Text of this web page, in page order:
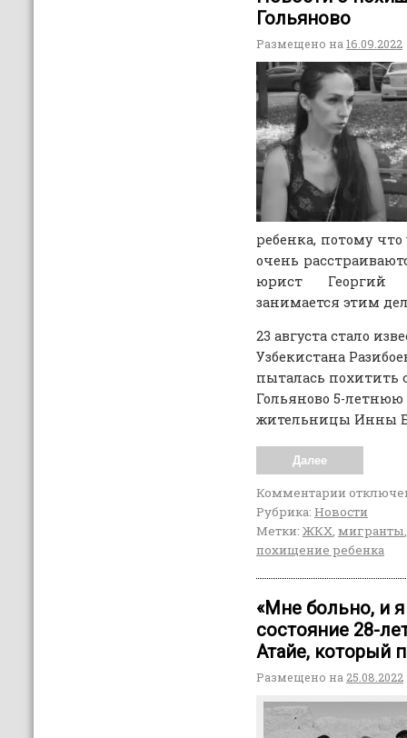
Гольяново
Размещено на 16.09.2022
ребенка, потому
очень
юрист Георгий
занимается этим
23 августа стало
Узбекистана
пыталась похитить
Гольяново 5-
жительницы Инны
Далее
Комментарии
Рубрика: Новости
Метки: ЖКХ, мигранты
похищение ребенка
«Мне больно, и
состояние 28-
Атайе, который
Размещено на 25.08.2022